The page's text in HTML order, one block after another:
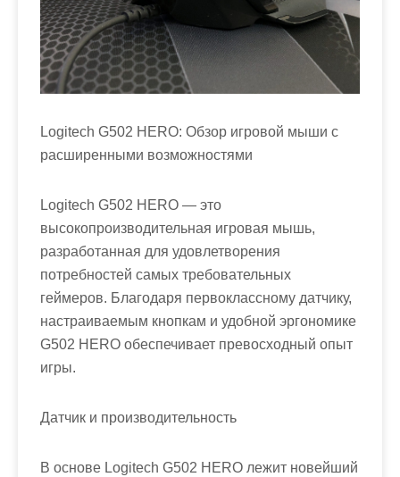
Logitech G502 HERO: Обзор игровой мыши с
расширенными возможностями
Logitech G502 HERO — это
высокопроизводительная игровая мышь,
разработанная для удовлетворения
потребностей самых требовательных
геймеров. Благодаря первоклассному датчику,
настраиваемым кнопкам и удобной эргономике
G502 HERO обеспечивает превосходный опыт
игры.
Датчик и производительность
В основе Logitech G502 HERO лежит новейший